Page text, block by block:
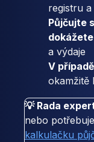
registru
Půjčujte
a výdaje
V
okamžitě
💡 Rada
nebo
kalkulačku